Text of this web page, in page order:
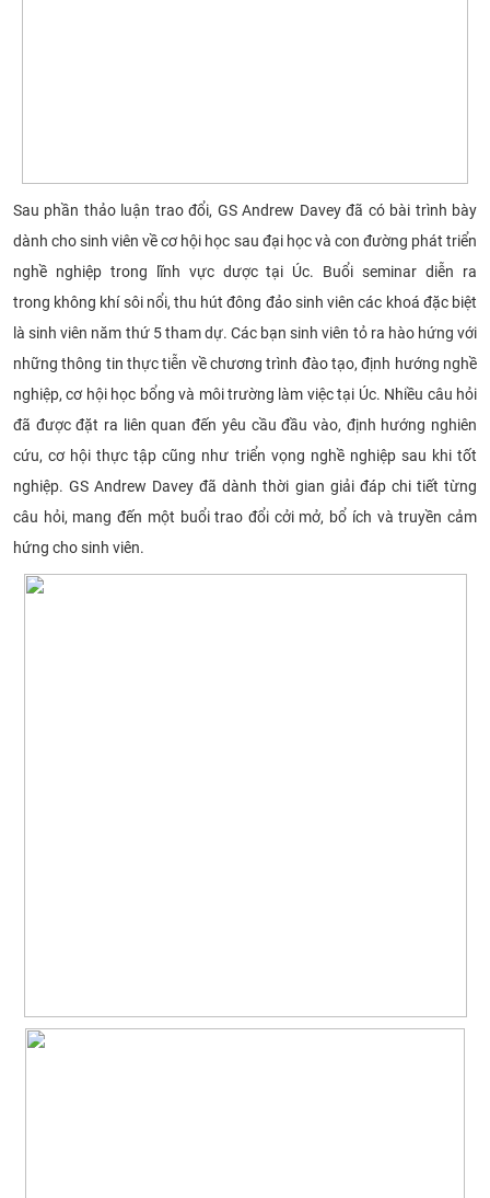
Sau phần thảo luận trao đổi, GS Andrew Davey đã có bài trình bày
dành cho sinh viên về cơ hội học sau đại học và con đường phát triển
nghề nghiệp trong lĩnh vực dược tại Úc. Buổi seminar diễn ra
trong không khí sôi nổi, thu hút đông đảo sinh viên các khoá đặc biệt
là sinh viên năm thứ 5 tham dự. Các bạn sinh viên tỏ ra hào hứng với
những thông tin thực tiễn về chương trình đào tạo, định hướng nghề
nghiệp, cơ hội học bổng và môi trường làm việc tại Úc. Nhiều câu hỏi
đã được đặt ra liên quan đến yêu cầu đầu vào, định hướng nghiên
cứu, cơ hội thực tập cũng như triển vọng nghề nghiệp sau khi tốt
nghiệp. GS Andrew Davey đã dành thời gian giải đáp chi tiết từng
câu hỏi, mang đến một buổi trao đổi cởi mở, bổ ích và truyền cảm
hứng cho sinh viên.